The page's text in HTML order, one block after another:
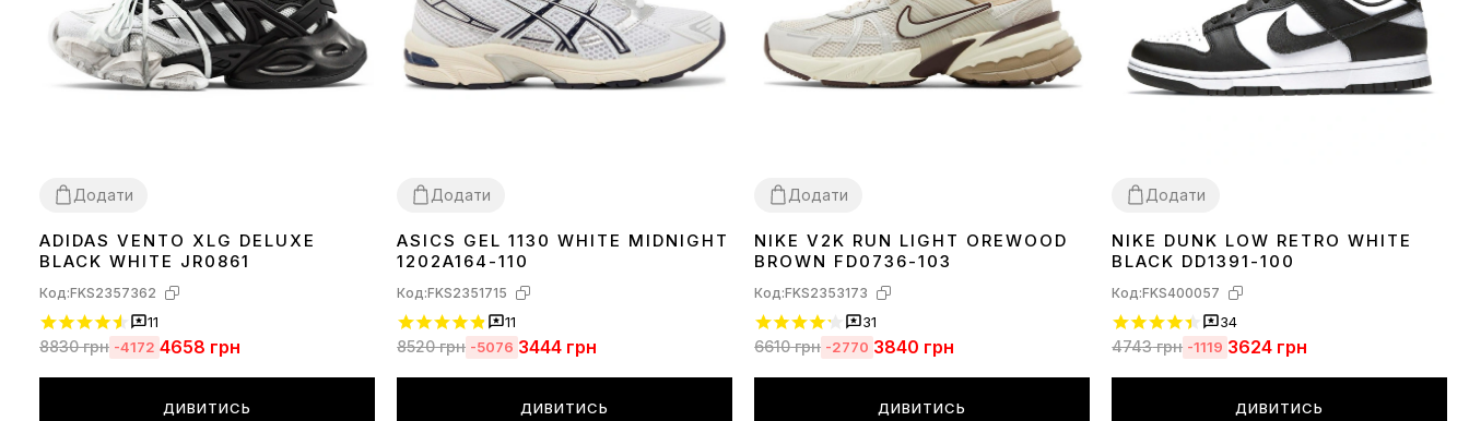
Додати
36 3738 39 4041424344
ADIDAS VENTO XLG DELUXE
BLACK WHITE JR0861
Код:FKS2357362
11
8830грн -4172 4658 грн
ДИВИТИСЬ
Додати
36 37383941 42 43 44
ASICS GEL 1130 WHITE MIDNIGHT
1202A164-110
Код:FKS2351715
11
8520грн -5076 3444 грн
ДИВИТИСЬ
Додати
3637 38394041 42 43 4445
NIKE V2K RUN LIGHT OREWOOD
BROWN FD0736-103
Код:FKS2353173
31
6610грн -2770 3840 грн
ДИВИТИСЬ
Додати
3637 383940 414243 4445
NIKE DUNK LOW RETRO WHITE
BLACK DD1391-100
Код:FKS400057
34
4743грн -1119 3624 грн
ДИВИТИСЬ